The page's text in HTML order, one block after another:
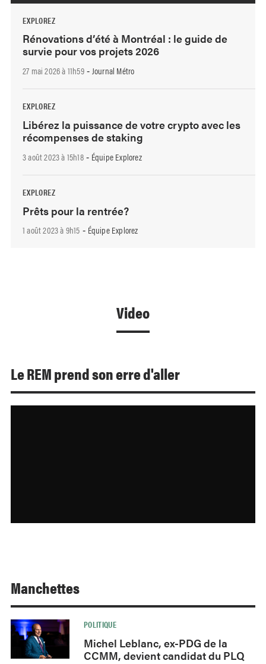
EXPLOREZ
Rénovations d’été à Montréal : le guide de
survie pour vos projets 2026
27 mai 2026 à 11h59- Journal Métro
EXPLOREZ
Libérez la puissance de votre crypto avec les
récompenses de staking
3 août 2023 à 15h18- Équipe Explorez
EXPLOREZ
Prêts pour la rentrée?
1 août 2023 à 9h15 - Équipe Explorez
Video
Le REM prend son erre d'aller
Manchettes
POLITIQUE
Michel Leblanc, ex-PDG de la
CCMM, devient candidat du PLQ